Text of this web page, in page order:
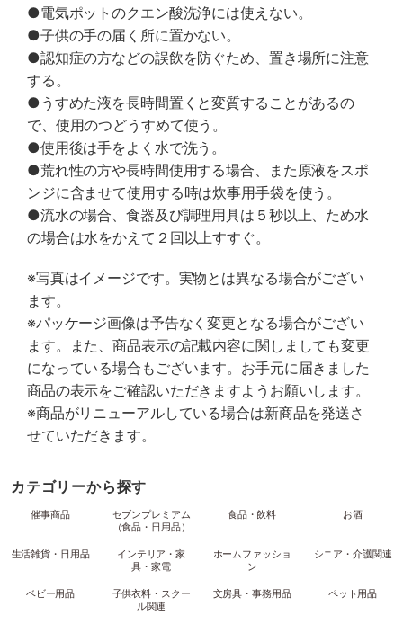
●電気ポットのクエン酸洗浄には使えない。
●子供の手の届く所に置かない。
●認知症の方などの誤飲を防ぐため、置き場所に注意
する。
●うすめた液を長時間置くと変質することがあるの
で、使用のつどうすめて使う。
●使用後は手をよく水で洗う。
●荒れ性の方や長時間使用する場合、また原液をスポ
ンジに含ませて使用する時は炊事用手袋を使う。
●流水の場合、食器及び調理用具は５秒以上、ため水
の場合は水をかえて２回以上すすぐ。
※写真はイメージです。実物とは異なる場合がござい
ます。
※パッケージ画像は予告なく変更となる場合がござい
ます。また、商品表示の記載内容に関しましても変更
になっている場合もございます。お手元に届きました
商品の表示をご確認いただきますようお願いします。
※商品がリニューアルしている場合は新商品を発送さ
せていただきます。
カテゴリーから探す
催事商品
セブンプレミアム
（食品・日用品）
食品・飲料 お酒
生活雑貨・日用品
インテリア・家
具・家電
ホームファッショ
ン
シニア・介護関連
ベビー用品
子供衣料・スクー
ル関連
文房具・事務用品 ペット用品